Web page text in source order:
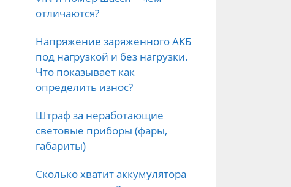
отличаются?
Напряжение заряженного АКБ
под нагрузкой и без нагрузки.
Что показывает как
определить износ?
Штраф за неработающие
световые приборы (фары,
габариты)
Сколько хватит аккумулятора